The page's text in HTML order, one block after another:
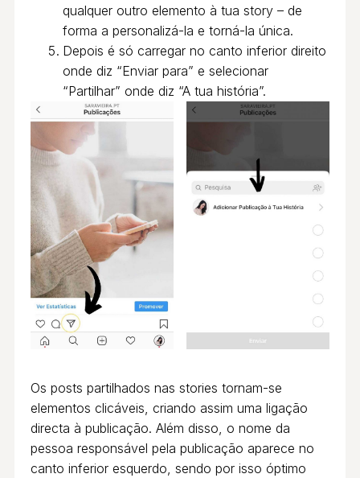
qualquer outro elemento à tua story – de
forma a personalizá-la e torná-la única.
Depois é só carregar no canto inferior direito
onde diz “Enviar para” e selecionar
“Partilhar” onde diz “A tua história”.
Os posts partilhados nas stories tornam-se
elementos clicáveis, criando assim uma ligação
directa à publicação. Além disso, o nome da
pessoa responsável pela publicação aparece no
canto inferior esquerdo, sendo por isso óptimo